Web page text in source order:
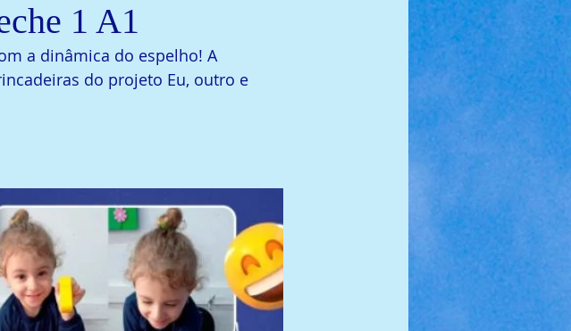
1 A1
a dinâmica do espelho! A
do projeto Eu, outro e